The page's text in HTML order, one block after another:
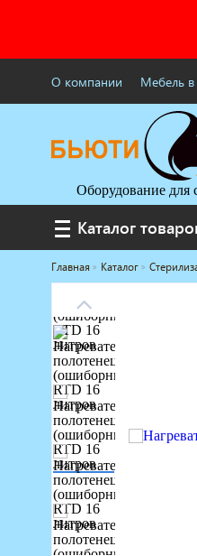
О компании Мебель в
Оборудование для
Каталог товаров
Каталог
Услуги под ключ
Готовые решения
Оборудование с
удостоверением
Парикмахерское
Маникюрное
Педикюрное
Массажное и
Стерилизаторы
Оборудование
Оборудование
Оборудование
Главная Каталог